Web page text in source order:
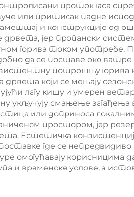
проток гаса
или притисак падне
и конструкције од
јер пропански
горива током употребе.
да се поставе око ватре
потрошњу горива
који се мењају
лагу кишу и умерен
смањење загађења
или доприноса
простором, јер
Естетичка
где се
корисницима
и временске услове, а